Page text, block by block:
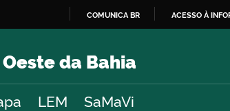
O
COMUNICA BR ACESSO À
da Bahia
LEM SaMaVi